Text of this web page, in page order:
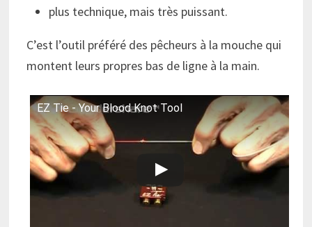
plus technique, mais très puissant.
C’est l’outil préféré des pêcheurs à la mouche qui
montent leurs propres bas de ligne à la main.
EZ Tie - Your Blood Knot Tool